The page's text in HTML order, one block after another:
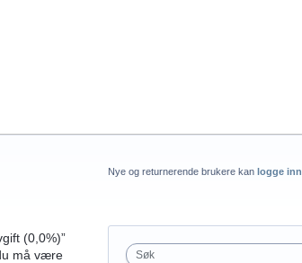
(0,0%)”
må være
Nye og returnerende brukere kan logge inn
Søk